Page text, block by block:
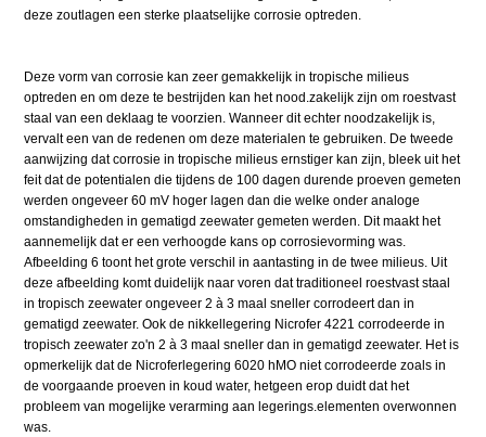
deze zoutlagen een sterke plaatselijke corrosie optreden.
Deze vorm van corrosie kan zeer gemakkelijk in tropische milieus
optreden en om deze te bestrijden kan het nood.zakelijk zijn om roestvast
staal van een deklaag te voorzien. Wanneer dit echter noodzakelijk is,
vervalt een van de redenen om deze materialen te gebruiken. De tweede
aanwijzing dat corrosie in tropische milieus ernstiger kan zijn, bleek uit het
feit dat de potentialen die tijdens de 100 dagen durende proeven gemeten
werden ongeveer 60 mV hoger lagen dan die welke onder analoge
omstandigheden in gematigd zeewater gemeten werden. Dit maakt het
aannemelijk dat er een verhoogde kans op corrosievorming was.
Afbeelding 6 toont het grote verschil in aantasting in de twee milieus. Uit
deze afbeelding komt duidelijk naar voren dat traditioneel roestvast staal
in tropisch zeewater ongeveer 2 à 3 maal sneller corrodeert dan in
gematigd zeewater. Ook de nikkellegering Nicrofer 4221 corrodeerde in
tropisch zeewater zo'n 2 à 3 maal sneller dan in gematigd zeewater. Het is
opmerkelijk dat de Nicroferlegering 6020 hMO niet corrodeerde zoals in
de voorgaande proeven in koud water, hetgeen erop duidt dat het
probleem van mogelijke verarming aan legerings.elementen overwonnen
was.